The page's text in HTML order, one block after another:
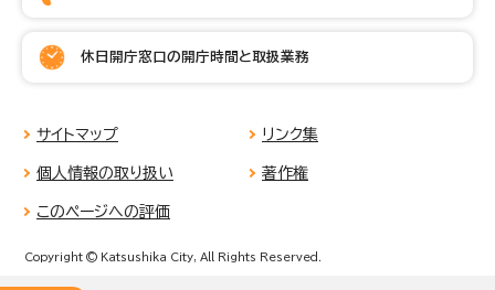
休日開庁窓口の開庁時間と取扱業務
サイトマップ リンク集
個人情報の取り扱い 著作権
このページへの評価
Copyright © Katsushika City, All Rights Reserved.